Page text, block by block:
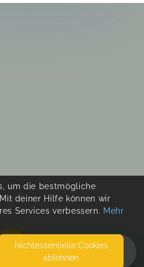
um die bestmögliche
deiner Hilfe können wir
Services verbessern. Mehr
Nicht­essentielle Cookies
ablehnen